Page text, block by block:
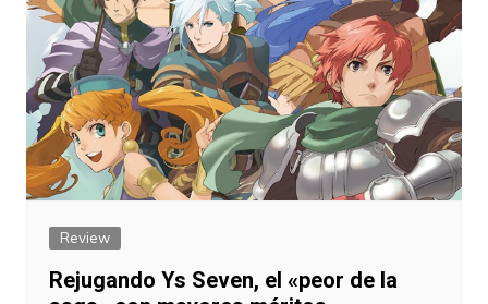
Review
Rejugando Ys Seven, el «peor de la